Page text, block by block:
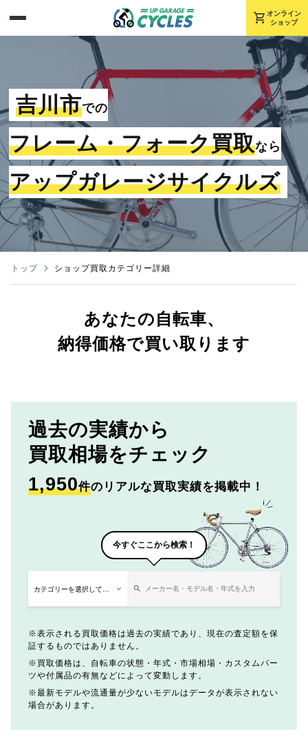
shopping_cart オンライン
ショップ
吉川市での
フレーム・フォーク買取なら
アップガレージサイクルズ
トップ ショップ買取カテゴリー詳細
あなたの自転車、
納得価格で買い取ります
過去の実績から
買取相場をチェック
1,950件のリアルな買取実績を掲載中！
今すぐここから検索！
表示される買取価格は過去の実績であり、現在の査定額を保
証するものではありません。
買取価格は、自転車の状態・年式・市場相場・カスタムパー
ツや付属品の有無などによって変動します。
最新モデルや流通量が少ないモデルはデータが表示されない
場合があります。